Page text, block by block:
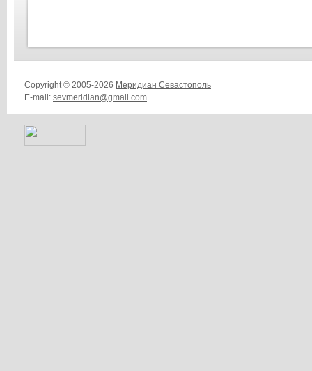
Copyright © 2005-2026 Меридиан Севастополь
E-mail: sevmeridian@gmail.com